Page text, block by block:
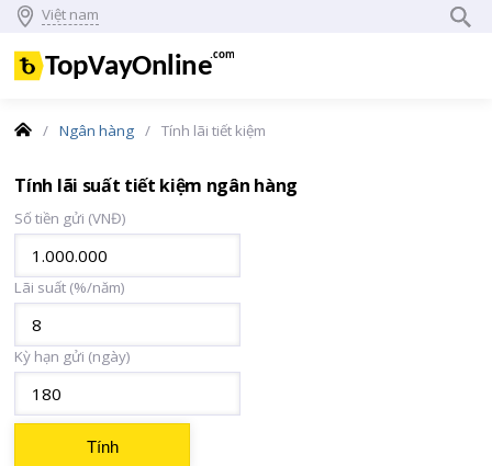
Việt nam
Trang Ngân hàng Tính lãi tiết kiệm
Tính lãi suất tiết kiệm ngân hàng
Số tiền gửi (VNĐ)
Lãi suất (%/năm)
Kỳ hạn gửi (ngày)